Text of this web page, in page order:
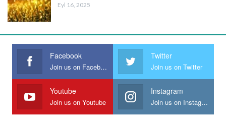
Eyl 16, 2025
Facebook
Join us on Facebook
Twitter
Join us on Twitter
Youtube
Join us on Youtube
Instagram
Join us on Instagram